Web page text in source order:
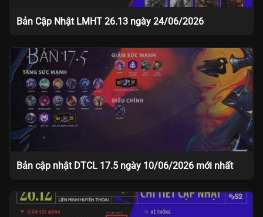
Bản Cập Nhật LMHT 26.13 ngày 24/06/2026
Bản cập nhật DTCL 17.5 ngày 10/06/2026 mới nhất